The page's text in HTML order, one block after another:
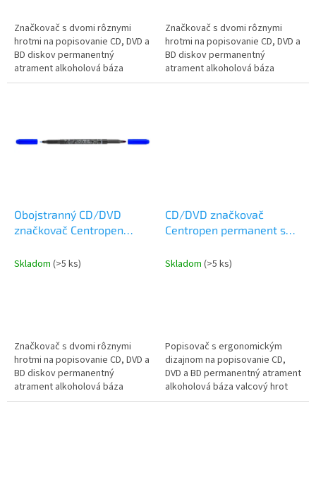
Značkovač s dvomi rôznymi
hrotmi na popisovanie CD, DVD a
BD diskov permanentný
atrament alkoholová báza
plastový hrot stopa 0,6mm
Značkovač s dvomi rôznymi
hrotmi na popisovanie CD, DVD a
BD diskov permanentný
atrament alkoholová báza
plastový hrot stopa 0,6mm
Obojstranný CD/DVD
značkovač Centropen
Skladom (>5 ks)
Značkovač s dvomi rôznymi
hrotmi na popisovanie CD, DVD a
BD diskov permanentný
atrament alkoholová báza
plastový hrot stopa 0,6mm
CD/DVD značkovač
Centropen permanent s
4606 červený
Skladom (>5 ks)
Popisovač s ergonomickým
dizajnom na popisovanie CD,
DVD a BD permanentný atrament
alkoholová báza valcový hrot
stopa 1mm